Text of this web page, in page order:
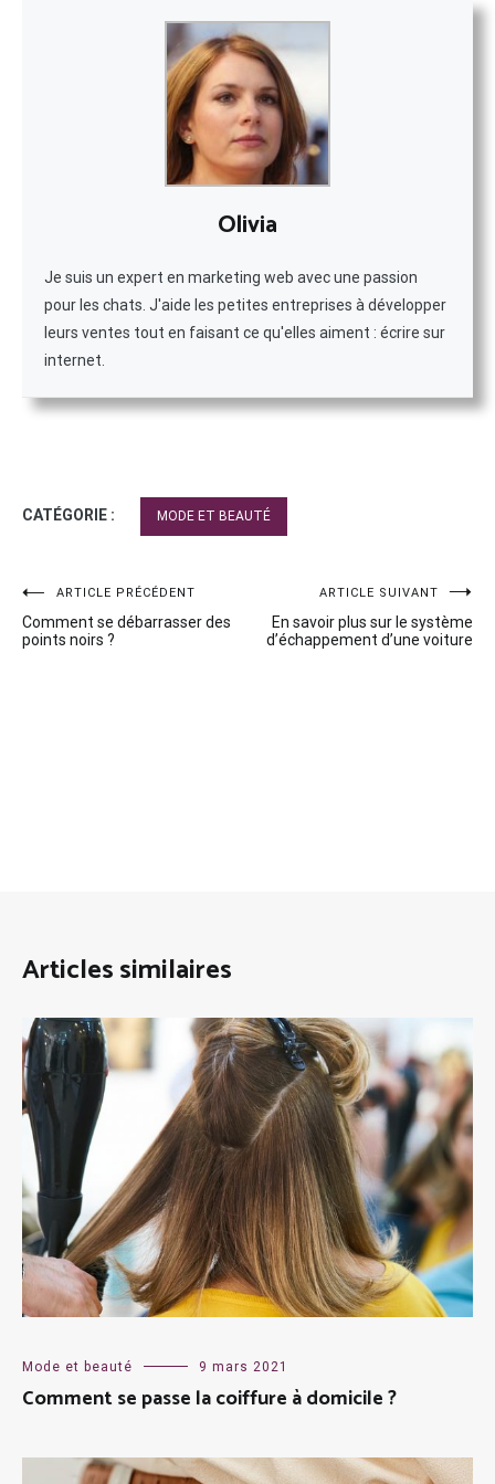
Olivia
Je suis un expert en marketing web avec une passion
pour les chats. J'aide les petites entreprises à développer
leurs ventes tout en faisant ce qu'elles aiment : écrire sur
internet.
CATÉGORIE : MODE ET BEAUTÉ
Navigation
de
ARTICLE PRÉCÉDENT
Comment se débarrasser des
points noirs ?
ARTICLE SUIVANT
En savoir plus sur le système
d’échappement d’une voiture
Articles similaires
Mode et beauté 9 mars 2021
Comment se passe la coiffure à domicile ?